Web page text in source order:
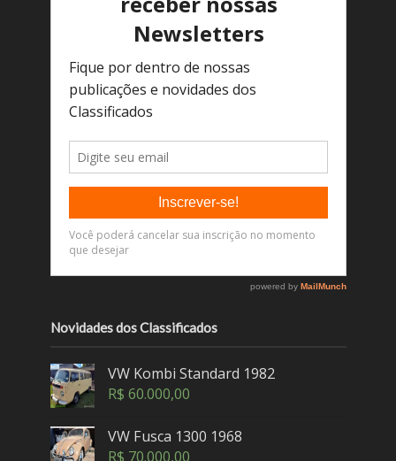
Novidades dos Classificados
VW Kombi Standard 1982
R$ 60.000,00
VW Fusca 1300 1968
R$ 70.000,00